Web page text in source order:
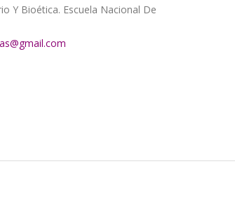
Y Bioética. Escuela Nacional De